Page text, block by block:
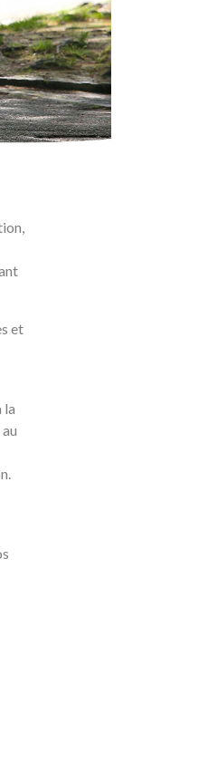
et
la